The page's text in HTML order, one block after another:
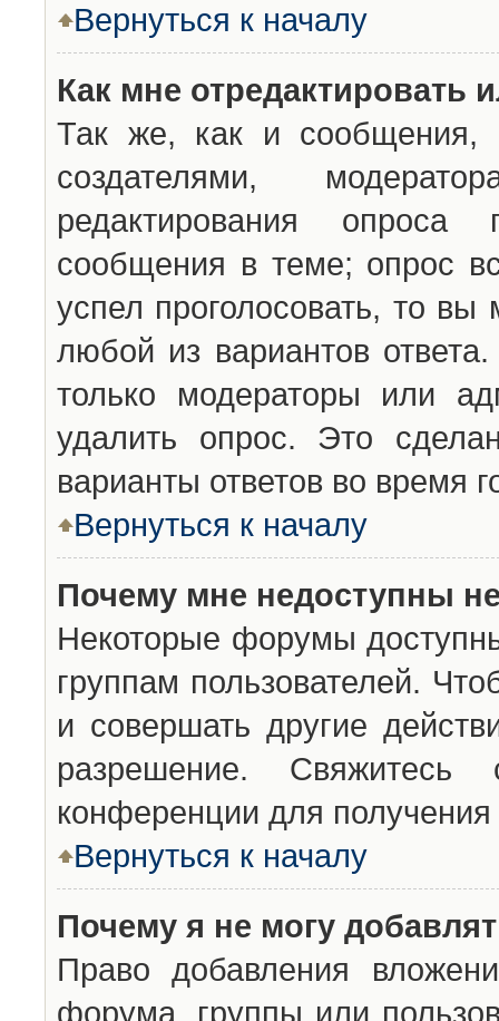
Вернуться к началу
Как мне отредактировать
Так же, как и сообщения,
создателями,
редактирования опроса
сообщения в теме; опрос
успел проголосовать, то вы
любой из вариантов
только модераторы или
удалить опрос. Это
варианты ответов во время
Вернуться к началу
Почему мне недоступны
Некоторые форумы
группам пользователей.
и совершать другие
разрешение. Свяжитесь
конференции для получения
Вернуться к началу
Почему я не могу
Право добавления
форума, группы или